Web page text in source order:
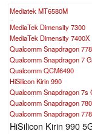
Mediatek MT6580M
...
MediaTek Dimensity 7300
MediaTek Dimensity 7400X
Qualcomm Snapdragon
Qualcomm Snapdragon 7
Qualcomm QCM6490
HiSilicon Kirin 990
Qualcomm Snapdragon 7s
Qualcomm Snapdragon
Qualcomm Snapdragon
HiSilicon Kirin 990